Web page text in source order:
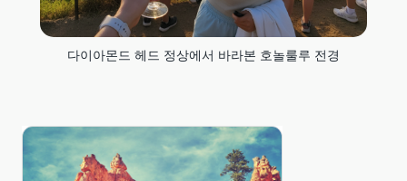
다이아몬드 헤드 정상에서 바라본 호놀룰루 전경